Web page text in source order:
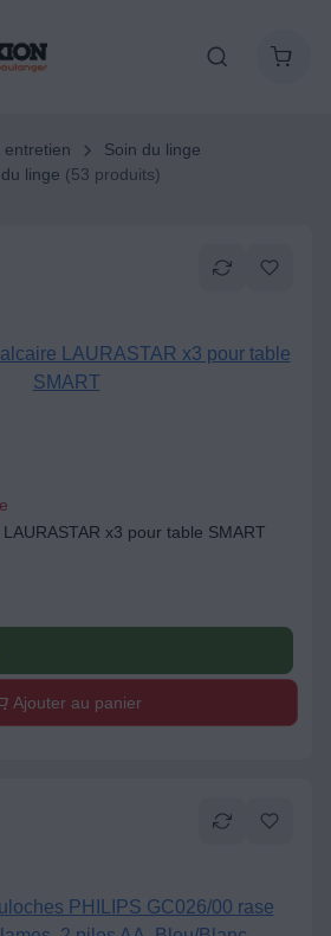
entretien
Soin du linge
linge (53 produits)
x3 pour table SMART
Ajouter au panier